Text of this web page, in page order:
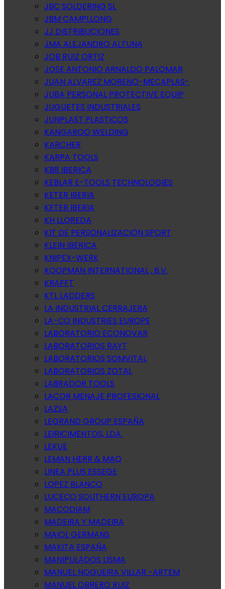
JBC SOLDERING SL
JBM CAMPLLONG
JJ DISTRIBUCIONES
JMA ALEJANDRO ALTUNA
JOB RUIZ ORTIZ
JOSE ANTONIO ARNALDO PALOMAR
JUAN ALVAREZ MORENO-MECAPLAS-
JUBA PERSONAL PROTECTIVE EQUIP
JUGUETES INDUSTRIALES
JUNPLAST PLASTICOS
KANGAROO WELDING
KARCHER
KARPA TOOLS
KB8 IBERICA
KEBLAR E-TOOLS TECHNOLOGIES
KETER IBERIA
KETER IBERIA
KH LLOREDA
KIT DE PERSONALIZACIÓN SPORT
KLEIN IBERICA
KNIPEX-WERK
KOOPMAN INTERNATIONAL , B.V.
KRAFFT
KTL LADDERS
LA INDUSTRIAL CERRAJERA
LA-CO INDUSTRIES EUROPE
LABORATORIO ECONOVAR
LABORATORIOS RAYT
LABORATORIOS SOMVITAL
LABORATORIOS ZOTAL
LABRADOR TOOLS
LACOR MENAJE PROFESIONAL
LAZSA
LEGRAND GROUP ESPAÑA
LEIRICIMENTOS, LDA.
LEKUE
LEMAN HERR & MAQ
LINEA PLUS ESSEGE
LOPEZ BLANCO
LUCECO SOUTHERN EUROPA
MACODIAM
MADEIRA Y MADEIRA
MAIOL GERMANS
MAKITA ESPAÑA
MANIPULADOS LISMA
MANUEL NOGUEIRA VILLAR -ARTEM
MANUEL OBRERO RUIZ